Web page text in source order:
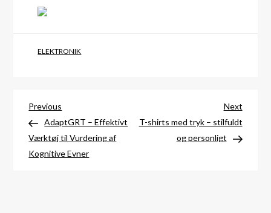
ELEKTRONIK
Indlægsnavigation
Previous
Post
Previous
AdaptGRT – Effektivt
Værktøj til Vurdering af
Kognitive Evner
Next
Post
Next
T-shirts med tryk – stilfuldt
og personligt